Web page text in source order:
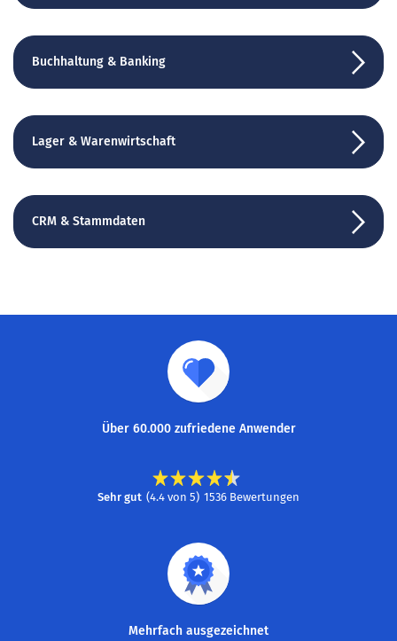
Buchhaltung & Banking
Lager & Warenwirtschaft
CRM & Stammdaten
Über 60.000 zufriedene Anwender
Sehr gut (4.4 von 5) 1536 Bewertungen
Mehrfach ausgezeichnet